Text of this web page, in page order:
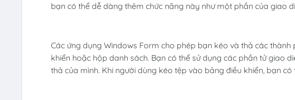
bạn có thể dễ dàng thêm chức năng này như một phần của giao
Các ứng dụng Windows Form cho phép bạn kéo và thả các
khiển hoặc hộp danh sách. Bạn có thể sử dụng các phần tử giao
thả của mình. Khi người dùng kéo tệp vào bảng điều khiển, bạn